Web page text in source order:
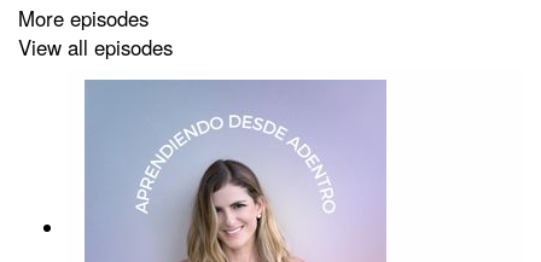
Su página es https://www.barbaragaribay.com.mx/
☆ Cuéntame que opinas en
www.instagram.com/bernayoga
➪ Suscríbete a
mi newsletter para seguir inspirándote
More episodes
View all episodes